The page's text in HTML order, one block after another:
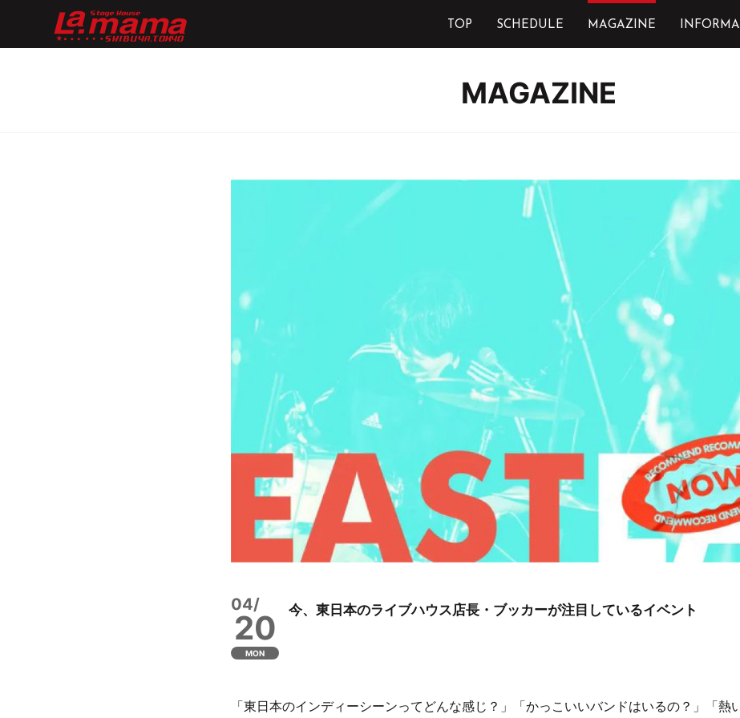
TOP SCHEDULE MAGAZINE
MAGAZINE
04/
20
MON
今、東日本のライブハウス店長・ブッカーが注目しているイベント
「東日本のインディーシーンってどんな感じ？」「かっこいいバンドはいるの？」「熱